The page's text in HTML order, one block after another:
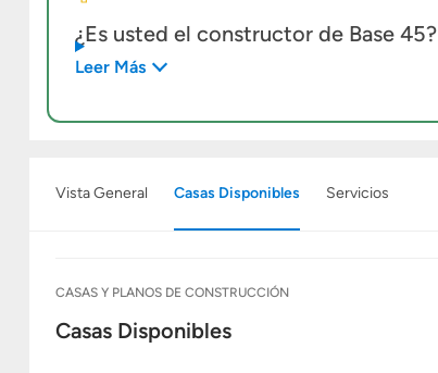
¿Es usted el constructor de Base 45?
Leer Más
Vista General Casas Disponibles Servicios
CASAS Y PLANOS DE CONSTRUCCIÓN
Casas Disponibles